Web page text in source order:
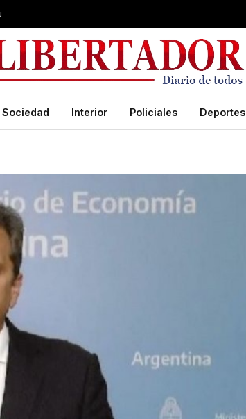
Sociedad Interior Policiales Deportes